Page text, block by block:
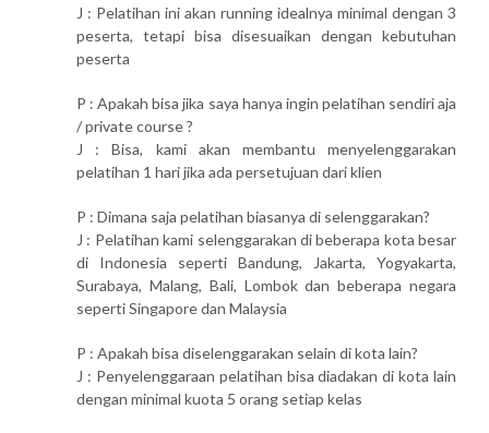
J : Pelatihan ini akan running idealnya minimal dengan 3
peserta, tetapi bisa disesuaikan dengan kebutuhan
peserta
P : Apakah bisa jika saya hanya ingin pelatihan sendiri aja
/ private course ?
J : Bisa, kami akan membantu menyelenggarakan
pelatihan 1 hari jika ada persetujuan dari klien
P : Dimana saja pelatihan biasanya di selenggarakan?
J : Pelatihan kami selenggarakan di beberapa kota besar
di Indonesia seperti Bandung, Jakarta, Yogyakarta,
Surabaya, Malang, Bali, Lombok dan beberapa negara
seperti Singapore dan Malaysia
P : Apakah bisa diselenggarakan selain di kota lain?
J : Penyelenggaraan pelatihan bisa diadakan di kota lain
dengan minimal kuota 5 orang setiap kelas